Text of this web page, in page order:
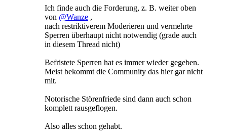
Ich finde auch die Forderung, z. B. weiter oben
von @Wanze ,
nach restriktiverem Moderieren und vermehrte
Sperren überhaupt nicht notwendig (grade auch
in diesem Thread nicht)
Befristete Sperren hat es immer wieder gegeben.
Meist bekommt die Community das hier gar nicht
mit.
Notorische Störenfriede sind dann auch schon
komplett rausgeflogen.
Also alles schon gehabt.